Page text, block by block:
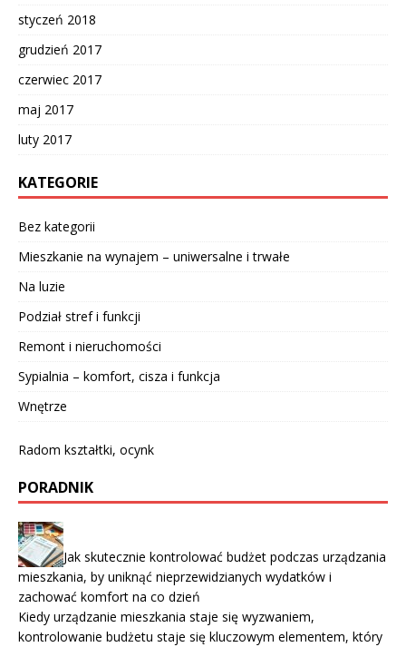
styczeń 2018
grudzień 2017
czerwiec 2017
maj 2017
luty 2017
KATEGORIE
Bez kategorii
Mieszkanie na wynajem – uniwersalne i trwałe
Na luzie
Podział stref i funkcji
Remont i nieruchomości
Sypialnia – komfort, cisza i funkcja
Wnętrze
Radom kształtki, ocynk
PORADNIK
Jak skutecznie kontrolować budżet podczas urządzania
mieszkania, by uniknąć nieprzewidzianych wydatków i
zachować komfort na co dzień
Kiedy urządzanie mieszkania staje się wyzwaniem,
kontrolowanie budżetu staje się kluczowym elementem, który